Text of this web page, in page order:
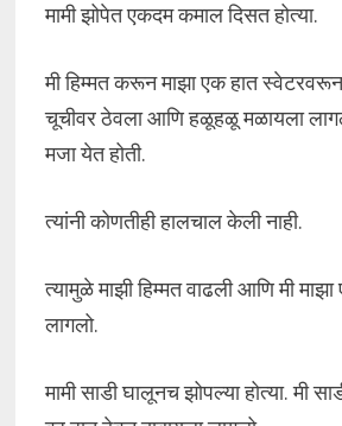
मामी झोपेत एकदम कमाल दिसत होत्या.
मी हिम्मत करून माझा एक हात
चूचीवर ठेवला आणि हळूहळू मळायला
मजा येत होती.
त्यांनी कोणतीही हालचाल केली नाही.
त्यामुळे माझी हिम्मत वाढली आणि मी
लागलो.
मामी साडी घालूनच झोपल्या होत्या. मी